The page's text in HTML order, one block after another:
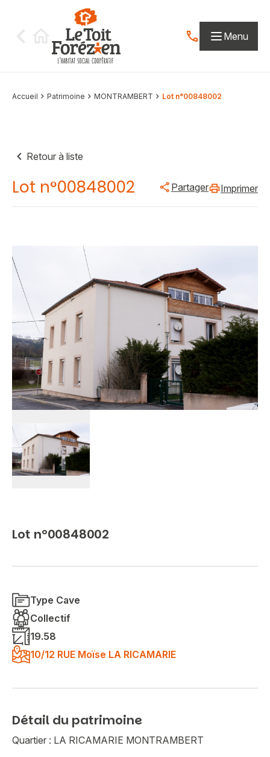
Contactez-nous
Menu
Accueil Patrimoine MONTRAMBERT Lot n°00848002
Retour à liste
Lot n°00848002 Partager Imprimer
Lot n°00848002
Type Cave
Collectif
19.58
10/12 RUE Moïse LA RICAMARIE
Détail du patrimoine
Quartier : LA RICAMARIE MONTRAMBERT